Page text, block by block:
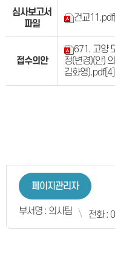
심사보고서
파일
건교11.pdf
접수의안
671. 고양
정(변경)(안)
김화영).pdf[4]
페이지관리자
부서명 : 의사팀 전화 :